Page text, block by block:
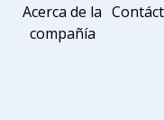
Acerca de la
compañía